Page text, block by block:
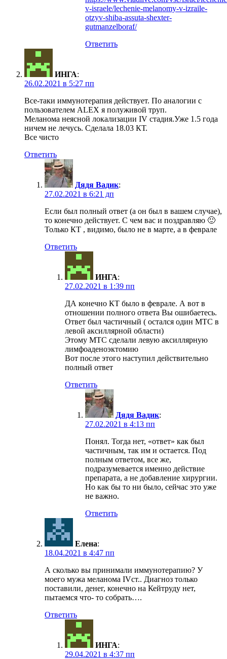
v-israele/lechenie-melanomy-v-izraile-
otzyv-shiba-assuta-shexter-
gutmanzelboraf/
Ответить
ИНГА:
26.02.2021 в 5:27 пп
Все-таки иммунотерапия действует. По аналогии с
пользователем ALEX я полуживой труп.
Меланома неясной локализации IV стадия.Уже 1.5 года
ничем не лечусь. Сделала 18.03 КТ.
Все чисто
Ответить
Дядя Вадик:
27.02.2021 в 6:21 дп
Если был полный ответ (а он был в вашем случае),
то конечно действует. С чем вас и поздравляю 🙂
Только КТ , видимо, было не в марте, а в феврале
Ответить
ИНГА:
27.02.2021 в 1:39 пп
ДА конечно КТ было в феврале. А вот в
отношении полного ответа Вы ошибаетесь.
Ответ был частичный ( остался один МТС в
левой аксиллярной области)
Этому МТС сделали левую аксиллярную
лимфоаденоэктомию
Вот после этого наступил действительно
полный ответ
Ответить
Дядя Вадик:
27.02.2021 в 4:13 пп
Понял. Тогда нет, «ответ» как был
частичным, так им и остается. Под
полным ответом, все же,
подразумевается именно действие
препарата, а не добавление хирургии.
Но как бы то ни было, сейчас это уже
не важно.
Ответить
Елена:
18.04.2021 в 4:47 пп
А сколько вы принимали иммунотерапию? У
моего мужа меланома IVст.. Диагноз только
поставили, денег, конечно на Кейтруду нет,
пытаемся что- то собрать….
Ответить
ИНГА:
29.04.2021 в 4:37 пп